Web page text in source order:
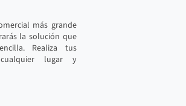
más grande
la solución que
Realiza tus
cualquier lugar y